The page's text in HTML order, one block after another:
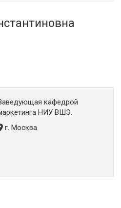
кафедрой
НИУ ВШЭ.
г. Москва